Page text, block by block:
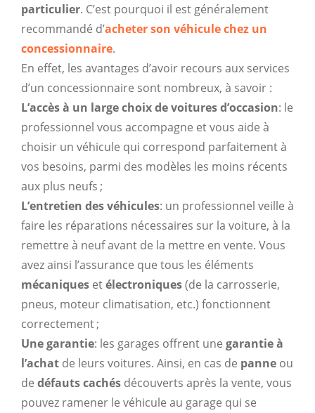
particulier. C’est pourquoi il est généralement
recommandé d’acheter son véhicule chez un
concessionnaire.
En effet, les avantages d’avoir recours aux services
d’un concessionnaire sont nombreux, à savoir :
L’accès à un large choix de voitures d’occasion: le
professionnel vous accompagne et vous aide à
choisir un véhicule qui correspond parfaitement à
vos besoins, parmi des modèles les moins récents
aux plus neufs ;
L’entretien des véhicules: un professionnel veille à
faire les réparations nécessaires sur la voiture, à la
remettre à neuf avant de la mettre en vente. Vous
avez ainsi l’assurance que tous les éléments
mécaniques etélectroniques(de la carrosserie,
pneus, moteur climatisation, etc.) fonctionnent
correctement ;
Une garantie: les garages offrent une garantie à
l’achat de leurs voitures. Ainsi, en cas de panne ou
de défauts cachés découverts après la vente, vous
pouvez ramener le véhicule au garage qui se